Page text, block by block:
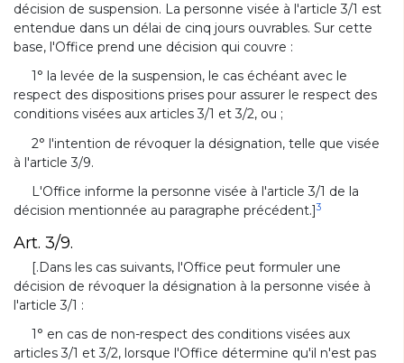
décision de suspension. La personne visée à l'article 3/1 est
entendue dans un délai de cinq jours ouvrables. Sur cette
base, l'Office prend une décision qui couvre :
1° la levée de la suspension, le cas échéant avec le
respect des dispositions prises pour assurer le respect des
conditions visées aux articles 3/1 et 3/2, ou ;
2° l'intention de révoquer la désignation, telle que visée
à l'article 3/9.
L'Office informe la personne visée à l'article 3/1 de la
décision mentionnée au paragraphe précédent.]3
Art. 3/9.
[.Dans les cas suivants, l'Office peut formuler une
décision de révoquer la désignation à la personne visée à
l'article 3/1 :
1° en cas de non-respect des conditions visées aux
articles 3/1 et 3/2, lorsque l'Office détermine qu'il n'est pas